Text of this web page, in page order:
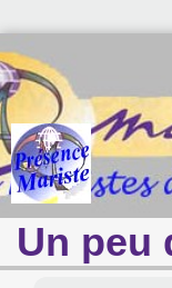
Un peu